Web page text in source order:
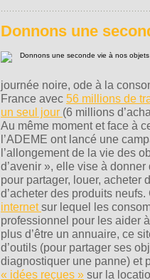
Donnons une
journée noire, ode à la
France avec 56 millions de
un seul jour (6 millions
Au même moment et face à
l’ADEME ont lancé une
l’allongement de la vie des
d’avenir », elle vise à
pour partager, louer, acheter
d’acheter des produits
internetsur lequel les
professionnel pour les aider
plus d’être un annuaire, ce
d’outils (pour partager ses
diagnostiquer une panne) et
« idées reçues » sur la